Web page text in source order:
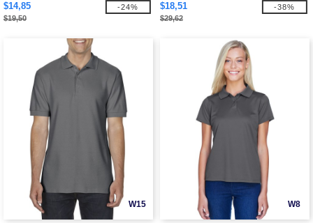
$14,85
$19,50
-24%
$18,51
$29,62
-38%
W15 W8